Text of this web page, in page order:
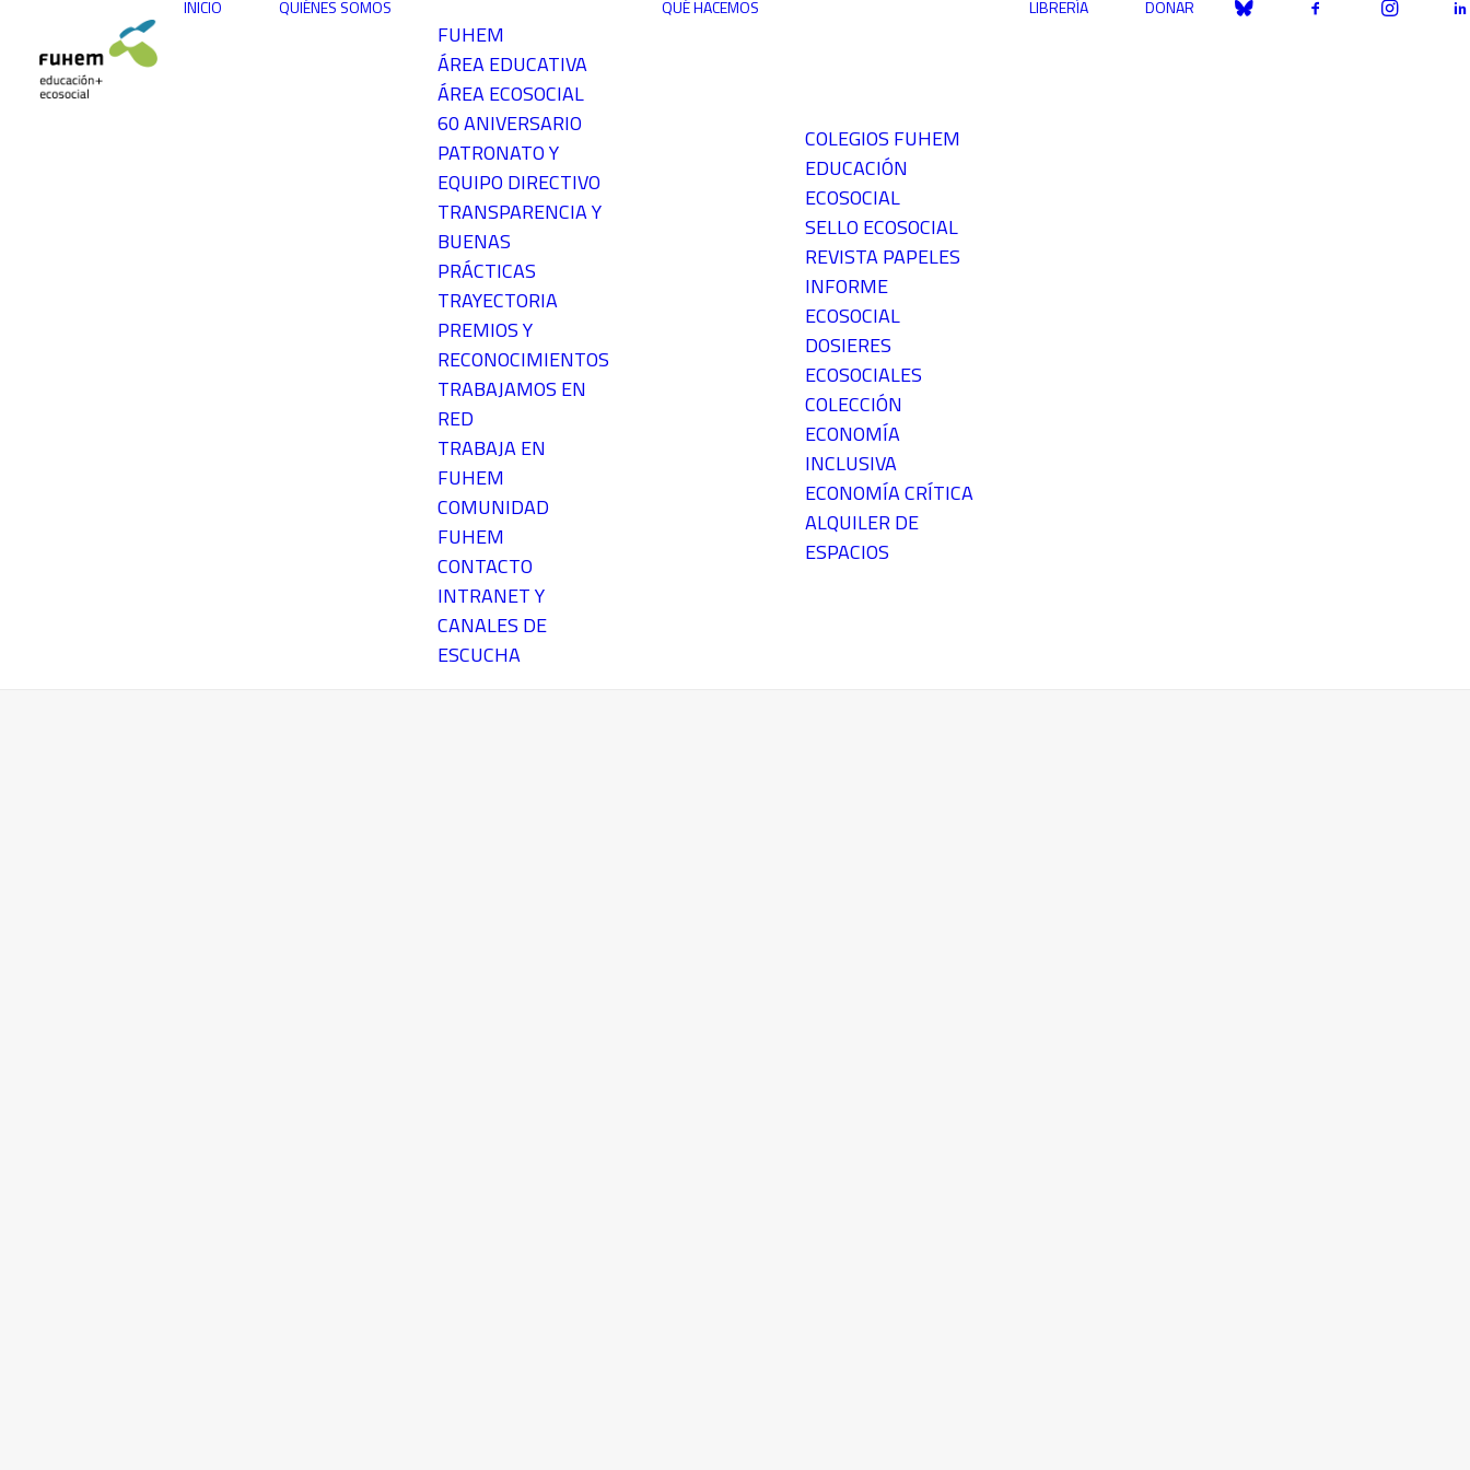
INICIO QUIÉNES SOMOS
FUHEM
ÁREA EDUCATIVA
ÁREA ECOSOCIAL
60 ANIVERSARIO
PATRONATO Y
EQUIPO DIRECTIVO
TRANSPARENCIA Y
BUENAS
PRÁCTICAS
TRAYECTORIA
PREMIOS Y
RECONOCIMIENTOS
TRABAJAMOS EN
RED
TRABAJA EN
FUHEM
COMUNIDAD
FUHEM
CONTACTO
INTRANET Y
CANALES DE
ESCUCHA
QUÉ HACEMOS
COLEGIOS FUHEM
EDUCACIÓN
ECOSOCIAL
SELLO ECOSOCIAL
REVISTA PAPELES
INFORME
ECOSOCIAL
DOSIERES
ECOSOCIALES
COLECCIÓN
ECONOMÍA
INCLUSIVA
ECONOMÍA CRÍTICA
ALQUILER DE
ESPACIOS
LIBRERÍA DONAR